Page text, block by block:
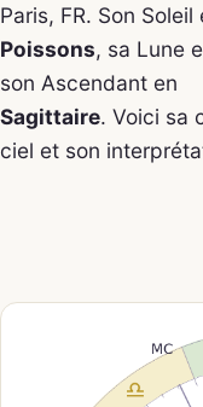
Paris, FR. Son Soleil
Poissons, sa Lune
son Ascendant en
Sagittaire. Voici sa
ciel et son